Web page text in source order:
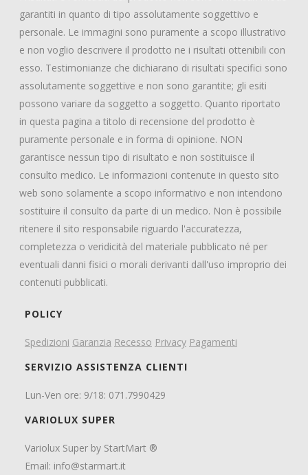
garantiti in quanto di tipo assolutamente soggettivo e
personale. Le immagini sono puramente a scopo illustrativo
e non voglio descrivere il prodotto ne i risultati ottenibili con
esso. Testimonianze che dichiarano di risultati specifici sono
assolutamente soggettive e non sono garantite; gli esiti
possono variare da soggetto a soggetto. Quanto riportato
in questa pagina a titolo di recensione del prodotto è
puramente personale e in forma di opinione. NON
garantisce nessun tipo di risultato e non sostituisce il
consulto medico. Le informazioni contenute in questo sito
web sono solamente a scopo informativo e non intendono
sostituire il consulto da parte di un medico. Non è possibile
ritenere il sito responsabile riguardo l'accuratezza,
completezza o veridicità del materiale pubblicato né per
eventuali danni fisici o morali derivanti dall'uso improprio dei
contenuti pubblicati.
POLICY
Spedizioni Garanzia Recesso Privacy Pagamenti
SERVIZIO ASSISTENZA CLIENTI
Lun-Ven ore: 9/18: 071.7990429
VARIOLUX SUPER
Variolux Super by StartMart ®
Email: info@starmart.it